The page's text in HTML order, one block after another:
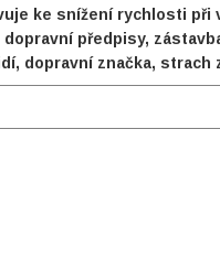
ke snížení rychlosti při
dopravní předpisy,
dopravní značka, strach